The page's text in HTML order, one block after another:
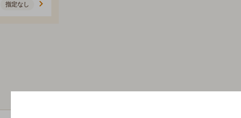
指定なし